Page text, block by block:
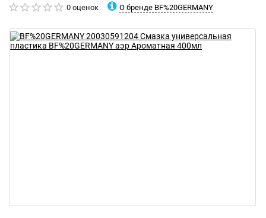
0 оценок О бренде BF%20GERMANY